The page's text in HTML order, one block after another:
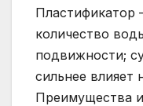
количество
подвижности;
сильнее влияет
Преимущества